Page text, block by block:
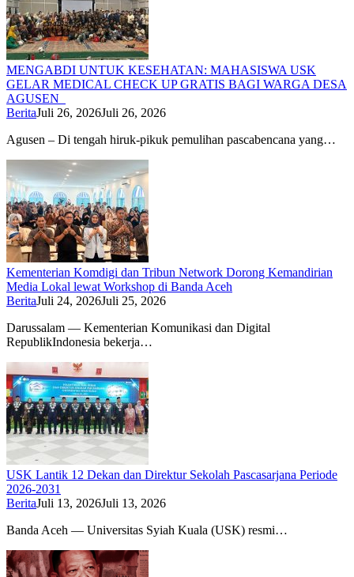
MENGABDI UNTUK KESEHATAN: MAHASISWA USK
GELAR MEDICAL CHECK UP GRATIS BAGI WARGA DESA
AGUSEN
BeritaJuli 26, 2026Juli 26, 2026
Agusen – Di tengah hiruk-pikuk pemulihan pascabencana yang…
Kementerian Komdigi dan Tribun Network Dorong Kemandirian
Media Lokal lewat Workshop di Banda Aceh
BeritaJuli 24, 2026Juli 25, 2026
Darussalam — Kementerian Komunikasi dan Digital
RepublikIndonesia bekerja…
USK Lantik 12 Dekan dan Direktur Sekolah Pascasarjana Periode
2026-2031
BeritaJuli 13, 2026Juli 13, 2026
Banda Aceh — Universitas Syiah Kuala (USK) resmi…